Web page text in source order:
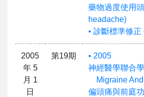
藥物過度使用
headache)
• 診斷標準修
2005
年 5
月 1
日
第19期
• 2005
神經醫學聯合
Migraine And
偏頭痛與前庭